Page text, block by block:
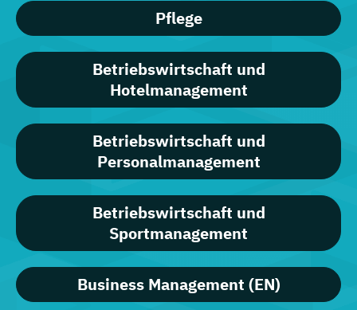
Pflege
Betriebswirtschaft und
Hotelmanagement
Betriebswirtschaft und
Personalmanagement
Betriebswirtschaft und
Sportmanagement
Business Management (EN)